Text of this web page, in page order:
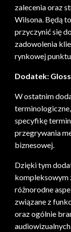
zalecenia oraz
Wilsona. Będą
przyczynić się
zadowolenia
rynkowej
Dodatek:
W ostatnim
specyfikę
przegrywania
biznesowej.
Dzięki tym
kompleksowym
różnorodne
związane z
oraz ogólnie